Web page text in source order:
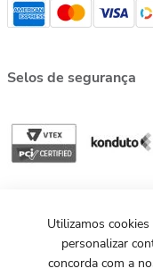
Selos de segurança
Utilizamos
personalizar
concorda com a